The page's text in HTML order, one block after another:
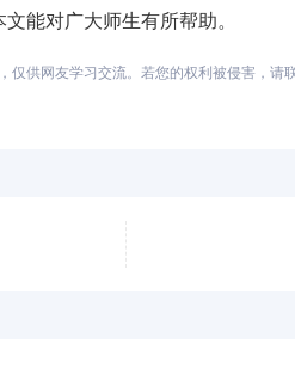
能对广大师生有所帮助。
仅供网友学习交流。若您的权利被侵害，